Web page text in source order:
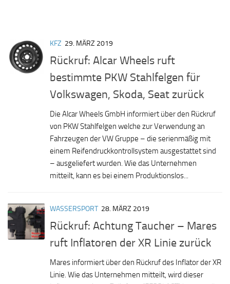
KFZ 29. MÄRZ 2019
Rückruf: Alcar Wheels ruft
bestimmte PKW Stahlfelgen für
Volkswagen, Skoda, Seat zurück
Die Alcar Wheels GmbH informiert über den Rückruf
von PKW Stahlfelgen welche zur Verwendung an
Fahrzeugen der VW Gruppe – die serienmäßig mit
einem Reifendruckkontrollsystem ausgestattet sind
– ausgeliefert wurden. Wie das Unternehmen
mitteilt, kann es bei einem Produktionslos...
WASSERSPORT 28. MÄRZ 2019
Rückruf: Achtung Taucher – Mares
ruft Inflatoren der XR Linie zurück
Mares informiert über den Rückruf des Inflator der XR
Linie. Wie das Unternehmen mitteilt, wird dieser